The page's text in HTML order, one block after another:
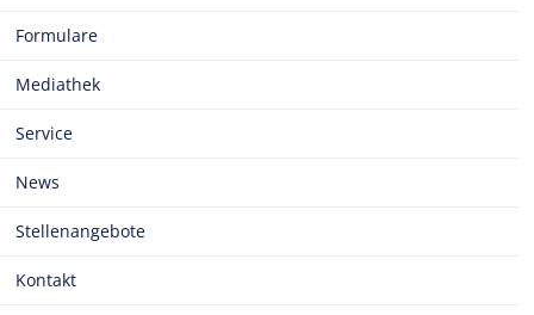
Formulare
Mediathek
Service
News
Stellenangebote
Kontakt